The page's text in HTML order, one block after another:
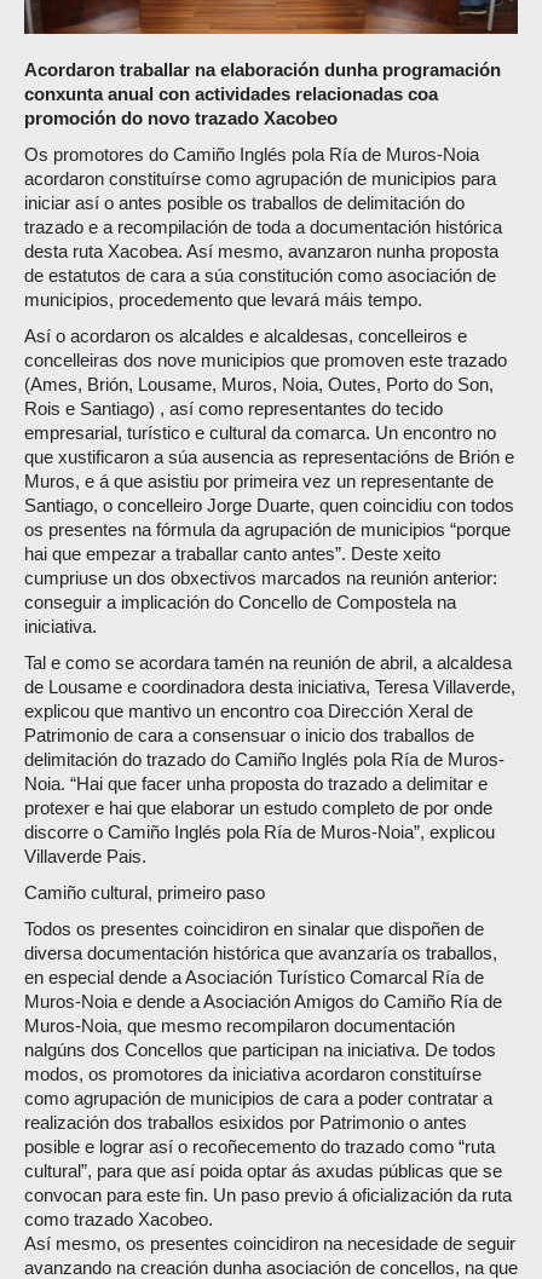
Acordaron traballar na elaboración dunha programación
conxunta anual con actividades relacionadas coa
promoción do novo trazado Xacobeo
Os promotores do Camiño Inglés pola Ría de Muros-Noia
acordaron constituírse como agrupación de municipios para
iniciar así o antes posible os traballos de delimitación do
trazado e a recompilación de toda a documentación histórica
desta ruta Xacobea. Así mesmo, avanzaron nunha proposta
de estatutos de cara a súa constitución como asociación de
municipios, procedemento que levará máis tempo.
Así o acordaron os alcaldes e alcaldesas, concelleiros e
concelleiras dos nove municipios que promoven este trazado
(Ames, Brión, Lousame, Muros, Noia, Outes, Porto do Son,
Rois e Santiago) , así como representantes do tecido
empresarial, turístico e cultural da comarca. Un encontro no
que xustificaron a súa ausencia as representacións de Brión e
Muros, e á que asistiu por primeira vez un representante de
Santiago, o concelleiro Jorge Duarte, quen coincidiu con todos
os presentes na fórmula da agrupación de municipios “porque
hai que empezar a traballar canto antes”. Deste xeito
cumpriuse un dos obxectivos marcados na reunión anterior:
conseguir a implicación do Concello de Compostela na
iniciativa.
Tal e como se acordara tamén na reunión de abril, a alcaldesa
de Lousame e coordinadora desta iniciativa, Teresa Villaverde,
explicou que mantivo un encontro coa Dirección Xeral de
Patrimonio de cara a consensuar o inicio dos traballos de
delimitación do trazado do Camiño Inglés pola Ría de Muros-
Noia. “Hai que facer unha proposta do trazado a delimitar e
protexer e hai que elaborar un estudo completo de por onde
discorre o Camiño Inglés pola Ría de Muros-Noia”, explicou
Villaverde Pais.
Camiño cultural, primeiro paso
Todos os presentes coincidiron en sinalar que dispoñen de
diversa documentación histórica que avanzaría os traballos,
en especial dende a Asociación Turístico Comarcal Ría de
Muros-Noia e dende a Asociación Amigos do Camiño Ría de
Muros-Noia, que mesmo recompilaron documentación
nalgúns dos Concellos que participan na iniciativa. De todos
modos, os promotores da iniciativa acordaron constituírse
como agrupación de municipios de cara a poder contratar a
realización dos traballos esixidos por Patrimonio o antes
posible e lograr así o recoñecemento do trazado como “ruta
cultural”, para que así poida optar ás axudas públicas que se
convocan para este fin. Un paso previo á oficialización da ruta
como trazado Xacobeo.
Así mesmo, os presentes coincidiron na necesidade de seguir
avanzando na creación dunha asociación de concellos, na que